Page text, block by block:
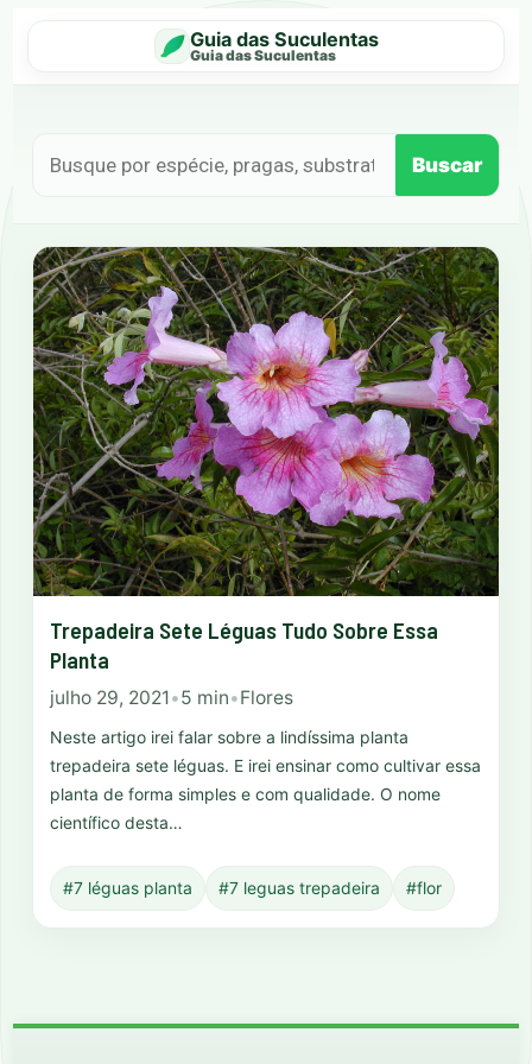
Guia das Suculentas
Guia das Suculentas
Buscar
Trepadeira Sete Léguas Tudo Sobre Essa
Planta
julho 29, 2021•5 min•Flores
Neste artigo irei falar sobre a lindíssima planta
trepadeira sete léguas. E irei ensinar como cultivar essa
planta de forma simples e com qualidade. O nome
científico desta…
#7 léguas planta #7 leguas trepadeira #flor